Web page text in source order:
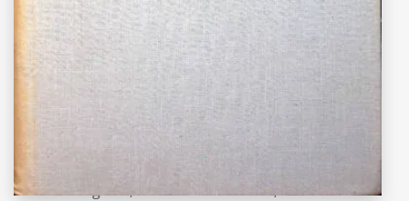
“Eesti muistendid. Hiiu- ja vägilasmuistendid I-
III. 3 raamatut”
Eduard Laugaste, Ellen Liiv / Veskisaar, Erna